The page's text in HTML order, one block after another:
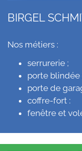
BIRGEL
Nos métiers :
serrurerie ;
porte blindée
porte de
coffre-fort :
fenêtre et